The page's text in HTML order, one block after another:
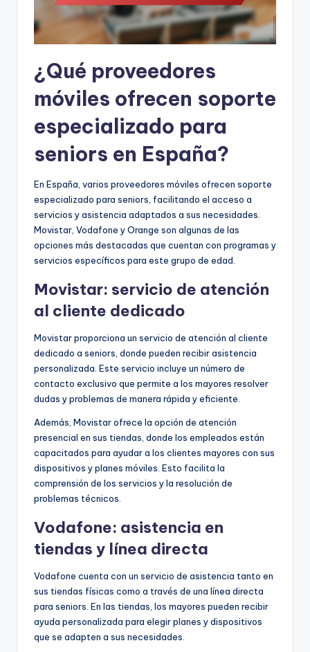
¿Qué proveedores
móviles ofrecen soporte
especializado para
seniors en España?
En España, varios proveedores móviles ofrecen soporte
especializado para seniors, facilitando el acceso a
servicios y asistencia adaptados a sus necesidades.
Movistar, Vodafone y Orange son algunas de las
opciones más destacadas que cuentan con programas y
servicios específicos para este grupo de edad.
Movistar: servicio de atención
al cliente dedicado
Movistar proporciona un servicio de atención al cliente
dedicado a seniors, donde pueden recibir asistencia
personalizada. Este servicio incluye un número de
contacto exclusivo que permite a los mayores resolver
dudas y problemas de manera rápida y eficiente.
Además, Movistar ofrece la opción de atención
presencial en sus tiendas, donde los empleados están
capacitados para ayudar a los clientes mayores con sus
dispositivos y planes móviles. Esto facilita la
comprensión de los servicios y la resolución de
problemas técnicos.
Vodafone: asistencia en
tiendas y línea directa
Vodafone cuenta con un servicio de asistencia tanto en
sus tiendas físicas como a través de una línea directa
para seniors. En las tiendas, los mayores pueden recibir
ayuda personalizada para elegir planes y dispositivos
que se adapten a sus necesidades.